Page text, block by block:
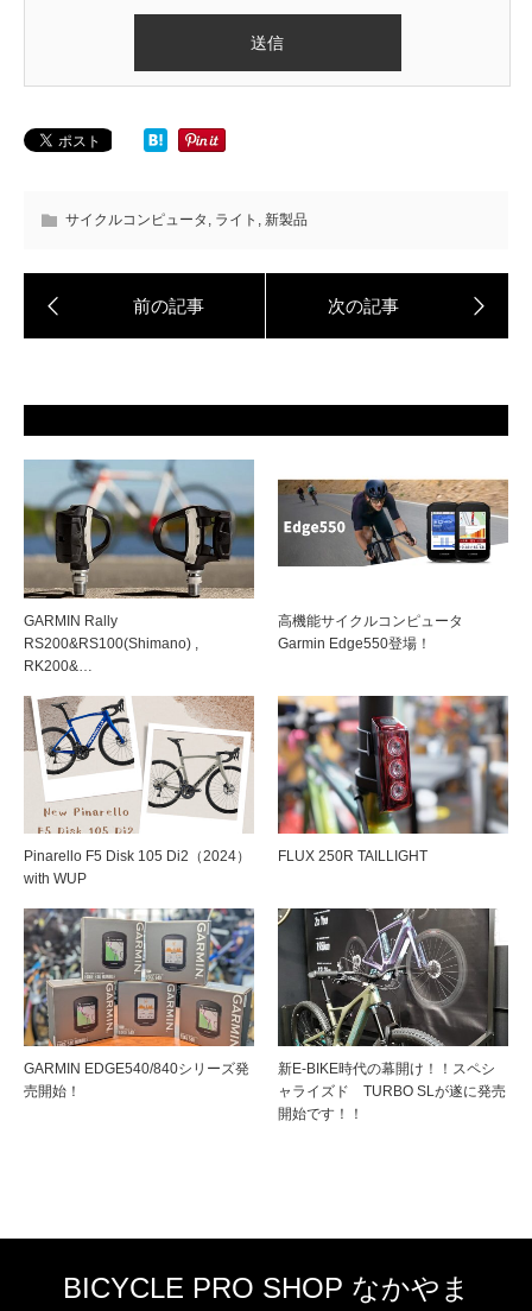
サイクルコンピュータ , ライト , 新製品
GARMIN Rally
RS200&RS100(Shimano) ,
RK200&…
高機能サイクルコンピュータ
Garmin Edge550登場！
Pinarello F5 Disk 105 Di2（2024）
with WUP
FLUX 250R TAILLIGHT
GARMIN EDGE540/840シリーズ発
売開始！
新E-BIKE時代の幕開け！！スペシ
ャライズド TURBO SLが遂に発売
開始です！！
BICYCLE PRO SHOP なかやま